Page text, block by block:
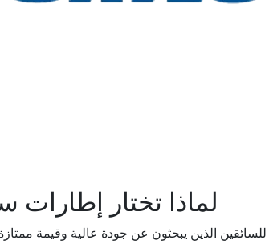
لماذا تختار إطارات
للسائقين الذين يبحثون عن جودة عالية وقيمة